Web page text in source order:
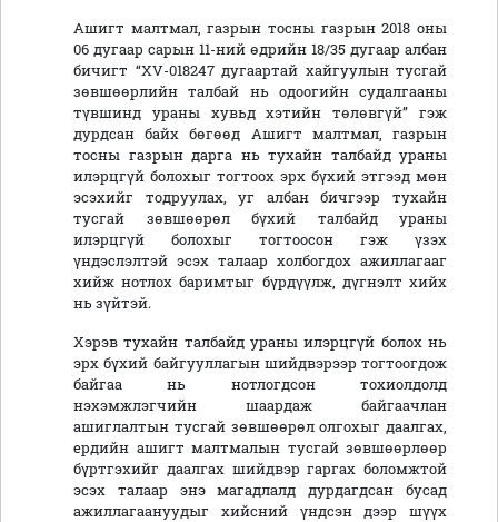
Ашигт малтмал, газрын тосны газрын 2018 оны
06 дугаар сарын 11-ний өдрийн 18/35 дугаар албан
бичигт “XV-018247 дугаартай хайгуулын тусгай
зөвшөөрлийн талбай нь одоогийн судалгааны
түвшинд ураны хувьд хэтийн төлөвгүй” гэж
дурдсан байх бөгөөд Ашигт малтмал, газрын
тосны газрын дарга нь тухайн талбайд ураны
илэрцгүй болохыг тогтоох эрх бүхий этгээд мөн
эсэхийг тодруулах, уг албан бичгээр тухайн
тусгай зөвшөөрөл бүхий талбайд ураны
илэрцгүй болохыг тогтоосон гэж үзэх
үндэслэлтэй эсэх талаар холбогдох ажиллагааг
хийж нотлох баримтыг бүрдүүлж, дүгнэлт хийх
нь зүйтэй.
Хэрэв тухайн талбайд ураны илэрцгүй болох нь
эрх бүхий байгууллагын шийдвэрээр тогтоогдож
байгаа нь нотлогдсон тохиолдолд
нэхэмжлэгчийн шаардаж байгаачлан
ашиглалтын тусгай зөвшөөрөл олгохыг даалгах,
ердийн ашигт малтмалын тусгай зөвшөөрлөөр
бүртгэхийг даалгах шийдвэр гаргах боломжтой
эсэх талаар энэ магадлалд дурдагдсан бусад
ажиллагаануудыг хийсний үндсэн дээр шүүх